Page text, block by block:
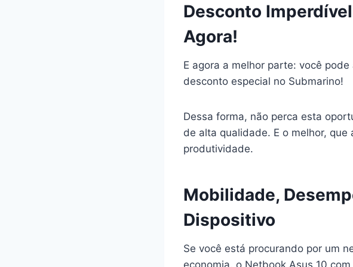
Desconto
Agora!
E agora a melhor parte: você
desconto especial no Submarino!
Dessa forma, não perca esta
de alta qualidade. E o melhor,
produtividade.
Mobilidade,
Dispositivo
Se você está procurando por um
economia, o Netbook Asus 10